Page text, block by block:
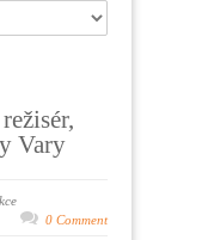
Vary
0 Comment